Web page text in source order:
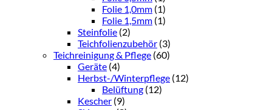
Folie 1,0mm (1)
Folie 1,5mm (1)
Steinfolie (2)
Teichfolienzubehör (3)
Teichreinigung & Pflege (60)
Geräte (4)
Herbst-/Winterpflege (12)
Belüftung (12)
Kescher (9)